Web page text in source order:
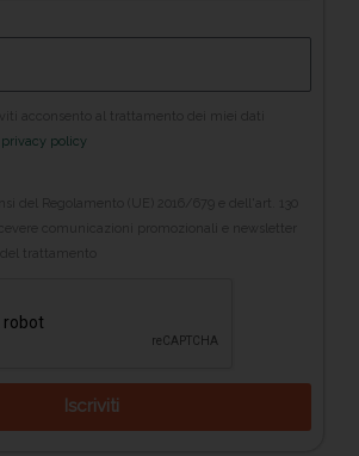
acconsento al trattamento dei miei dati
privacy policy
del Regolamento (UE) 2016/679 e dell'art. 130
comunicazioni promozionali e newsletter
trattamento
Iscriviti